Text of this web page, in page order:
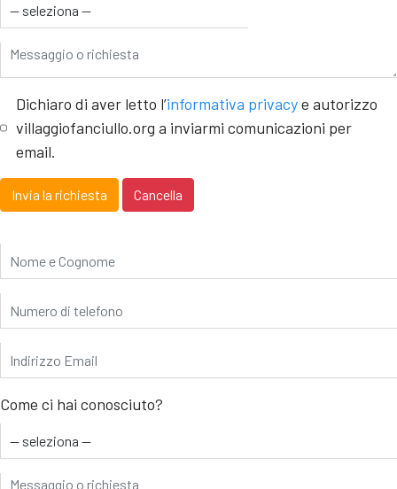
Dichiaro di aver letto l’informativa privacye autorizzo
villaggiofanciullo.org a inviarmi comunicazioni per
email.
Invia la richiesta Cancella
Come ci hai conosciuto?